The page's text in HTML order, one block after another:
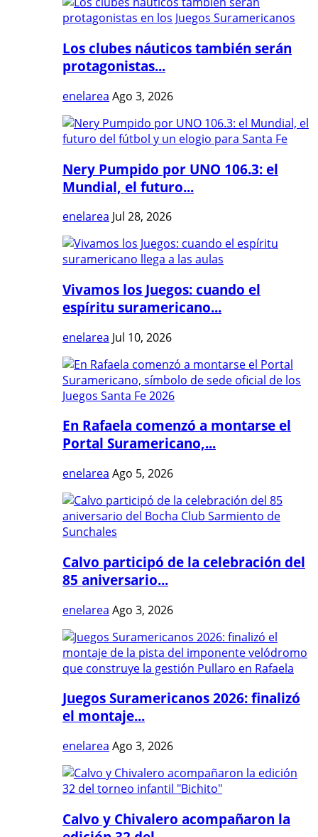
Los clubes náuticos también serán
protagonistas...
enelarea Ago 3, 2026
Nery Pumpido por UNO 106.3: el
Mundial, el futuro...
enelarea Jul 28, 2026
Vivamos los Juegos: cuando el
espíritu suramericano...
enelarea Jul 10, 2026
En Rafaela comenzó a montarse el
Portal Suramericano,...
enelarea Ago 5, 2026
Calvo participó de la celebración del
85 aniversario...
enelarea Ago 3, 2026
Juegos Suramericanos 2026: finalizó
el montaje...
enelarea Ago 3, 2026
Calvo y Chivalero acompañaron la